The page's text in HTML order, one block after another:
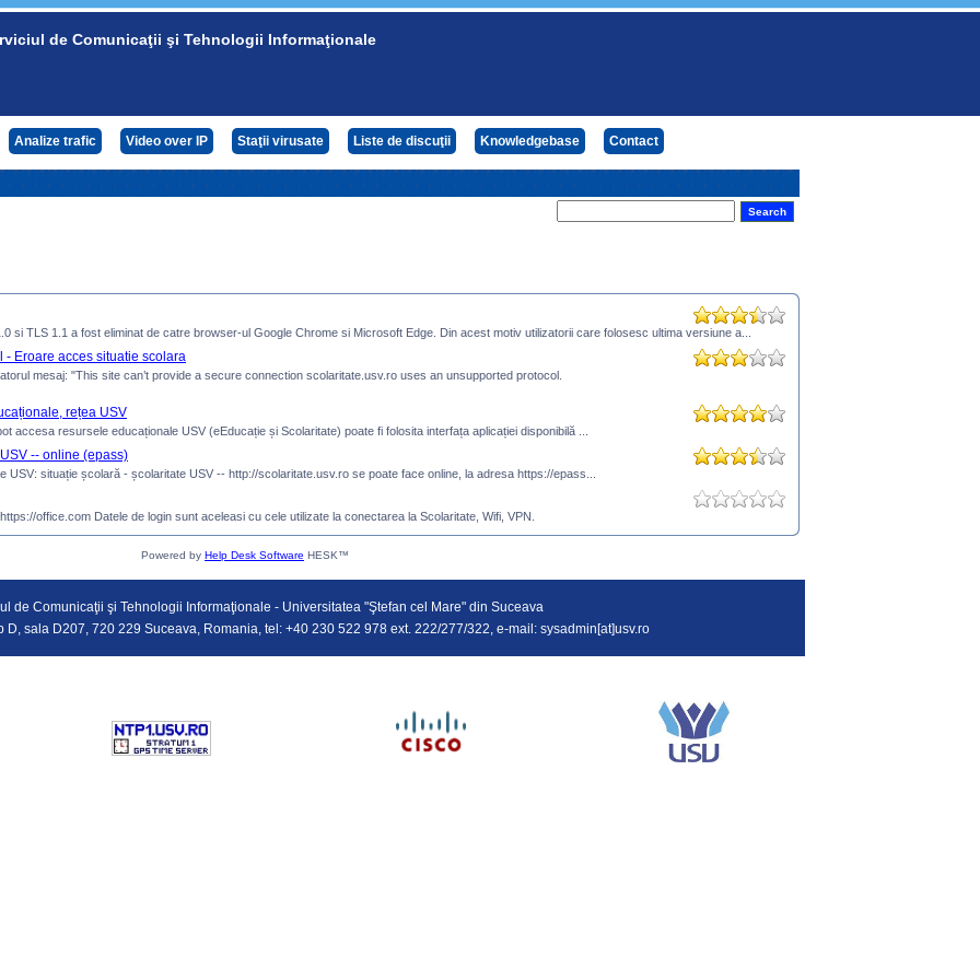
de Comunicaţii şi Tehnologii Informaţionale
Analize trafic Video over IP Staţii virusate Liste de discuţii Knowledgebase Contact
si TLS 1.1 a fost eliminat de catre browser-ul Google Chrome si Microsoft Edge. Din acest motiv utilizatorii care folosesc ultima versiune a...
- Eroare acces situatie scolara
mesaj: "This site can’t provide a secure connection scolaritate.usv.ro uses an unsupported protocol.
rețea USV
accesa resursele educaționale USV (eEducație și Scolaritate) poate fi folosita interfața aplicației disponibilă ...
-- online (epass)
situație școlară - școlaritate USV -- http://scolaritate.usv.ro se poate face online, la adresa https://epass...
office.com Datele de login sunt aceleasi cu cele utilizate la conectarea la Scolaritate, Wifi, VPN.
Powered by Help Desk Software HESK™
de Comunicaţii şi Tehnologii Informaţionale - Universitatea "Ştefan cel Mare" din Suceava
D, sala D207, 720 229 Suceava, Romania, tel: +40 230 522 978 ext. 222/277/322, e-mail: sysadmin[at]usv.ro